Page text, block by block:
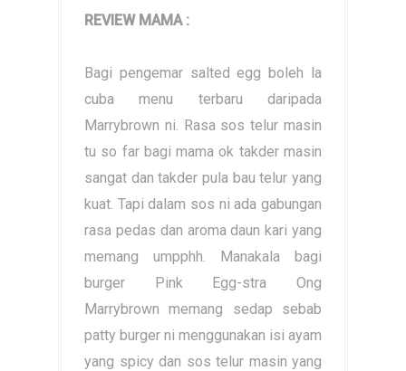
REVIEW MAMA :
Bagi pengemar salted egg boleh la
cuba menu terbaru daripada
Marrybrown ni. Rasa sos telur masin
tu so far bagi mama ok takder masin
sangat dan takder pula bau telur yang
kuat. Tapi dalam sos ni ada gabungan
rasa pedas dan aroma daun kari yang
memang umpphh. Manakala bagi
burger Pink Egg-stra Ong
Marrybrown memang sedap sebab
patty burger ni menggunakan isi ayam
yang spicy dan sos telur masin yang